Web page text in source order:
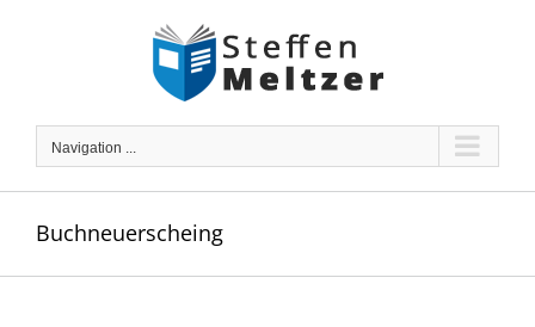
Navigation ...
Buchneuerscheing